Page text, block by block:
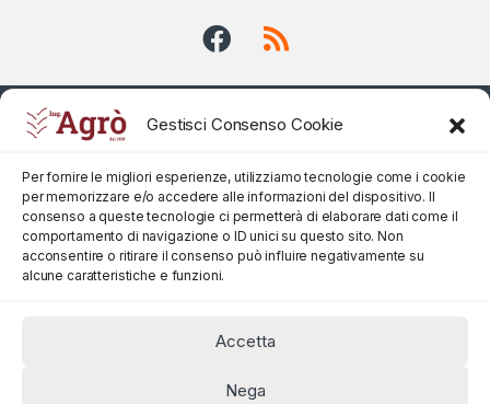
Gestisci Consenso Cookie
Per fornire le migliori esperienze, utilizziamo tecnologie come i cookie
per memorizzare e/o accedere alle informazioni del dispositivo. Il
consenso a queste tecnologie ci permetterà di elaborare dati come il
comportamento di navigazione o ID unici su questo sito. Non
acconsentire o ritirare il consenso può influire negativamente su
alcune caratteristiche e funzioni.
Accetta
Nega